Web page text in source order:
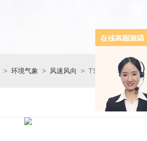
> 环境气象 > 风速风向 > TSI 9535风速风向仪